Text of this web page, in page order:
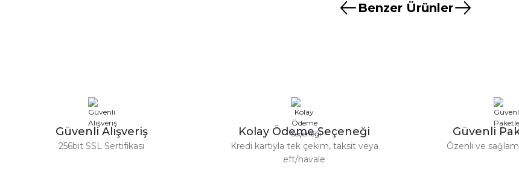
M... N... | 02/01/2026
Deneyimini Paylaş
Benzer Ürünler
Güvenli Alışveriş
256bit SSL Sertifikası
Kolay Ödeme Seçeneği
Kredi kartıyla tek çekim, taksit veya
eft/havale
Güvenli
Özenli ve